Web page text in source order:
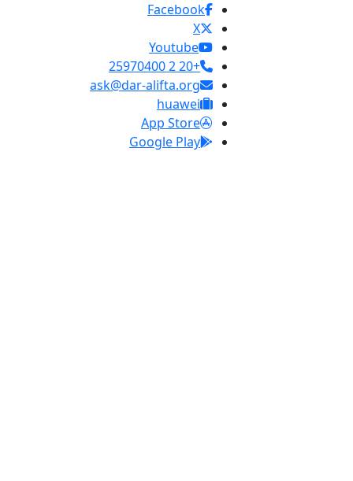
Facebook
X
Youtube
+20 2 25970400
ask@dar-alifta.org
huawei
App Store
Google Play